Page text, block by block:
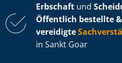
Erbschaft und
Öffentlich bestellte &
vereidigte
in Sankt Goar